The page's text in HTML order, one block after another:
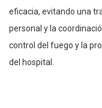
eficacia, evitando una
personal y la
control del fuego y la
del hospital.